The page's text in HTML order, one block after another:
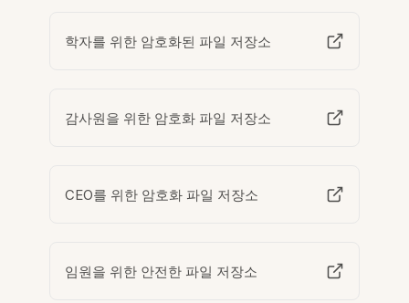
학자를 위한 암호화된 파일 저장소
감사원을 위한 암호화 파일 저장소
CEO를 위한 암호화 파일 저장소
임원을 위한 안전한 파일 저장소